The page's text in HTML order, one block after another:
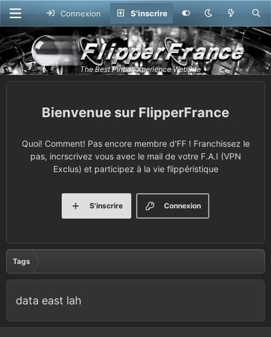
Connexion S'inscrire
FlipperFrance
Quoi! Comment! Pas encore membre d'FF ! Franchissez le
pas, incrscrivez vous avec le mail de votre F.A.I (VPN
Exclus) et participez à la vie flippéristique
Connexion
S'inscrire
Tags
data east lah